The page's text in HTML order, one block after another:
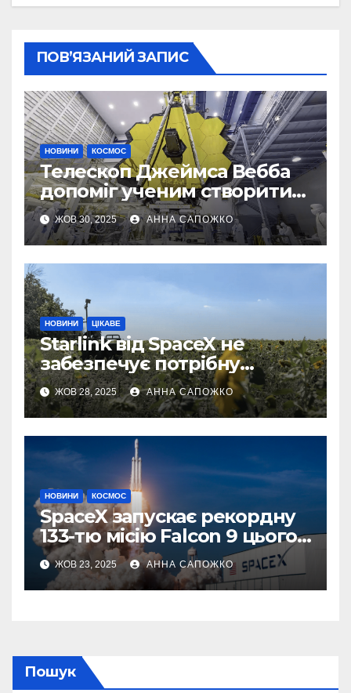
ПОВ’ЯЗАНИЙ ЗАПИС
НОВИНИ КОСМОС
Телескоп Джеймса Вебба
допоміг ученим створити
першу 3D-карту
екзопланети
ЖОВ 30, 2025 АННА САПОЖКО
НОВИНИ ЦІКАВЕ
Starlink від SpaceX не
забезпечує потрібну
швидкість інтернету для
українських бойових
роботів
ЖОВ 28, 2025 АННА САПОЖКО
НОВИНИ КОСМОС
SpaceX запускає рекордну
133-тю місію Falcon 9 цього
року
ЖОВ 23, 2025 АННА САПОЖКО
Пошук